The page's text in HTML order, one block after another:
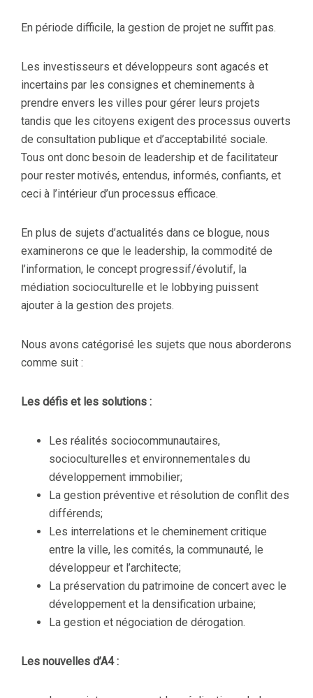
En période difficile, la gestion de projet ne suffit pas.
Les investisseurs et développeurs sont agacés et
incertains par les consignes et cheminements à
prendre envers les villes pour gérer leurs projets
tandis que les citoyens exigent des processus ouverts
de consultation publique et d’acceptabilité sociale.
Tous ont donc besoin de leadership et de facilitateur
pour rester motivés, entendus, informés, confiants, et
ceci à l’intérieur d’un processus efficace.
En plus de sujets d’actualités dans ce blogue, nous
examinerons ce que le leadership, la commodité de
l’information, le concept progressif/évolutif, la
médiation socioculturelle et le lobbying puissent
ajouter à la gestion des projets.
Nous avons catégorisé les sujets que nous aborderons
comme suit :
Les défis et les solutions :
Les réalités sociocommunautaires,
socioculturelles et environnementales du
développement immobilier;
La gestion préventive et résolution de conflit des
différends;
Les interrelations et le cheminement critique
entre la ville, les comités, la communauté, le
développeur et l’architecte;
La préservation du patrimoine de concert avec le
développement et la densification urbaine;
La gestion et négociation de dérogation.
Les nouvelles d’A4 :